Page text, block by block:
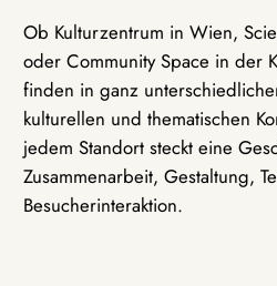
Ob Kulturzentrum in Wien,
oder Community Space in der
finden in ganz
kulturellen und thematischen
jedem Standort steckt eine
Zusammenarbeit, Gestaltung,
Besucherinteraktion.